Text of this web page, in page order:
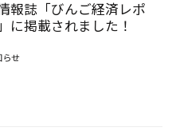
報誌「びんご経済レポ
に掲載されました！
らせ